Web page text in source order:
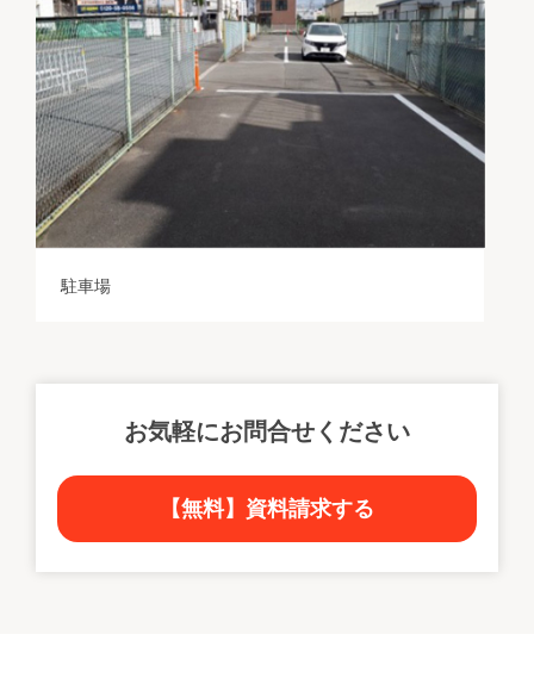
駐車場
お気軽にお問合せください
【無料】資料請求する